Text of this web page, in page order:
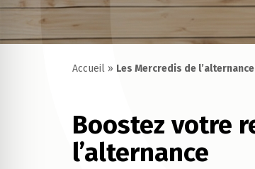
Accueil » Les Mercredis de l’alternance
Boostez votre
l’alternance